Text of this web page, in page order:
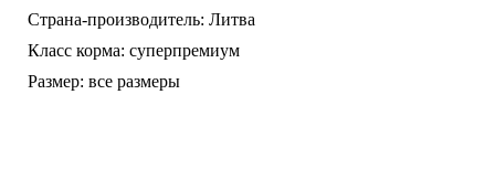
Страна-производитель: Литва
Класс корма: суперпремиум
Размер: все размеры